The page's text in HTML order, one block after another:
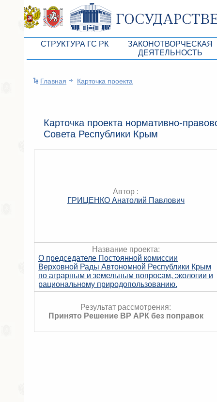
СТРУКТУРА ГС РК
Президиум ГС РК
Депутатские фракции ГС РК
Аппарат ГС РК
Управление делами ГС РК
Поиск депутата по округу
ЗАКОНОТВОРЧЕСКАЯ
ДЕЯТЕЛЬНОСТЬ
Бюджет Республики
Независимая
Информация
Главная Карточка проекта
Карточка проекта нормативно-
Совета Республики Крым
Автор :
ГРИЦЕНКО Анатолий Павлович
Название проекта:
О председателе Постоянной комиссии
Верховной Рады Автономной Республики Крым
по аграрным и земельным вопросам, экологии и
рациональному природопользованию.
Результат рассмотрения:
Принято Решение ВР АРК без поправок